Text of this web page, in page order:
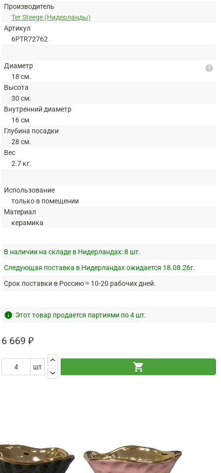
Производитель
Ter Steege (Нидерланды)
Артикул
6PTR72762
Диаметр
18 см.
Высота
30 см.
Внутренний диаметр
16 см.
Глубина посадки
28 см.
Вес
2.7 кг.
help
Использование
только в помещении
Материал
керамика
В наличии на складе в Нидерландах:8 шт.
Следующая поставка в Нидерландах ожидается 18.08.26г.
Срок поставки в Россию ≈ 10-20 рабочих дней.
info Этот товар продается партиями по 4 шт.
6 669 ₽
шт
keyboard_arrow_up
keyboard_arrow_down
shopping_cart